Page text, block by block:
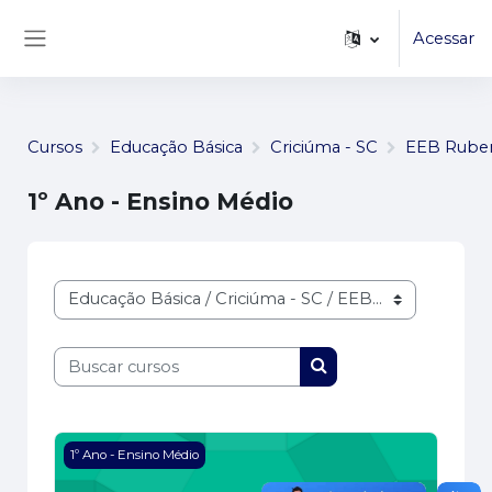
Ir para o conteúdo principal
Acessar
Cursos Educação Básica Criciúma - SC EEB
1º Ano - Ensino Médio
Categorias de Cursos
Buscar cursos
Buscar cursos
Imagem do curso Turma 103
1º Ano - Ensino Médio